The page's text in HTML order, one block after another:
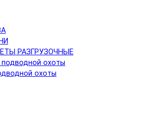
РАЗГРУЗОЧНЫЕ
охоты
охоты